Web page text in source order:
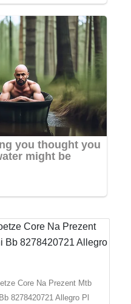
Core Na Prezent Mtb
8278420721 Allegro Pl